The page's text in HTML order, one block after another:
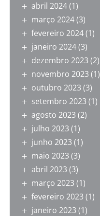
abril 2024(1)
março 2024(3)
fevereiro 2024(1)
janeiro 2024(3)
dezembro 2023 (2)
novembro 2023 (1)
outubro 2023 (3)
setembro 2023 (1)
agosto 2023 (2)
julho 2023 (1)
junho 2023 (1)
maio 2023 (3)
abril 2023 (3)
março 2023 (1)
fevereiro 2023 (1)
janeiro 2023 (1)